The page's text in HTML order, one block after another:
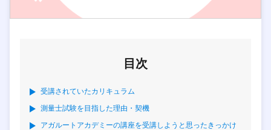
目次
受講されていたカリキュラム
測量士試験を目指した理由・契機
アガルートアカデミーの講座を受講しようと思ったきっかけ